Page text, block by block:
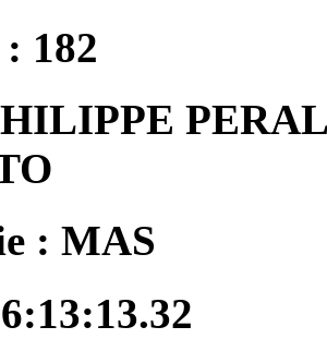
182
: MAS
6:13:13.32